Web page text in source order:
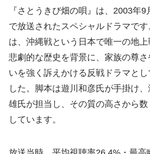
『さとうきび畑の唄』は、2003年
で放送されたスペシャルドラマで
は、沖縄戦という日本で唯一の地
悲劇的な歴史を背景に、家族の尊
いを強く訴えかける反戦ドラマとし
した。脚本は遊川和彦氏が手掛け
雄氏が担当し、その質の高さから
しています。